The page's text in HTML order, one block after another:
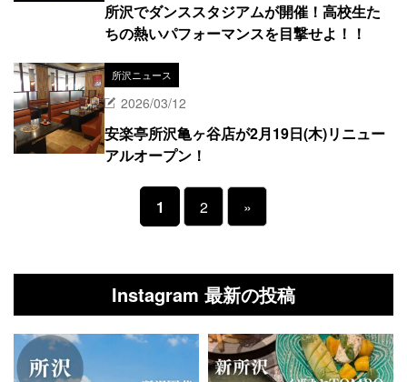
所沢でダンススタジアムが開催！高校生た
ちの熱いパフォーマンスを目撃せよ！！
所沢ニュース
2026/03/12
安楽亭所沢亀ヶ谷店が2月19日(木)リニュー
アルオープン！
1 2 »
Instagram 最新の投稿